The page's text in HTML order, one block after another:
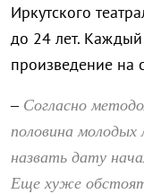
Иркутского
до 24 лет. Каждый
произведение на
–Согласно
половина
назвать дату
Еще хуже обстоят